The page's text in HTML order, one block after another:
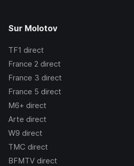
Sur Molotov
TF1 direct
France 2 direct
France 3 direct
France 5 direct
M6+ direct
Arte direct
W9 direct
TMC direct
BFMTV direct